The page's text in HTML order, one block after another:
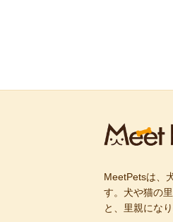
MeetPetsは、
す。犬や猫の
と、里親にな